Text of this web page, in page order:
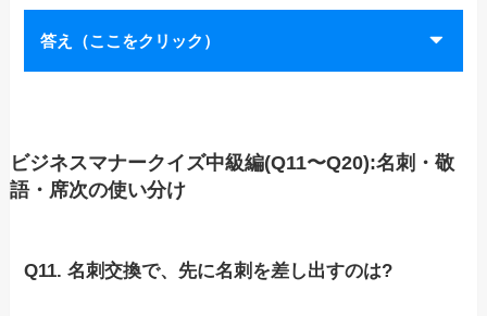
答え（ここをクリック）
ビジネスマナークイズ中級編(Q11〜Q20):名刺・敬
語・席次の使い分け
Q11. 名刺交換で、先に名刺を差し出すのは?